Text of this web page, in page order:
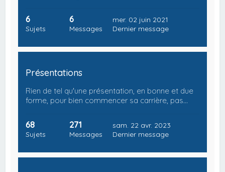
6
Sujets
6
Messages
mer. 02 juin 2021
Dernier message
Présentations
Rien de tel qu'une présentation, en bonne et due
forme, pour bien commencer sa carrière, pas…
68
Sujets
271
Messages
sam. 22 avr. 2023
Dernier message